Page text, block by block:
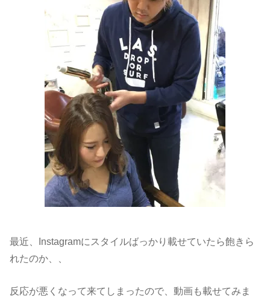
最近、Instagramにスタイルばっかり載せていたら飽きら
れたのか、、
反応が悪くなって来てしまったので、動画も載せてみま